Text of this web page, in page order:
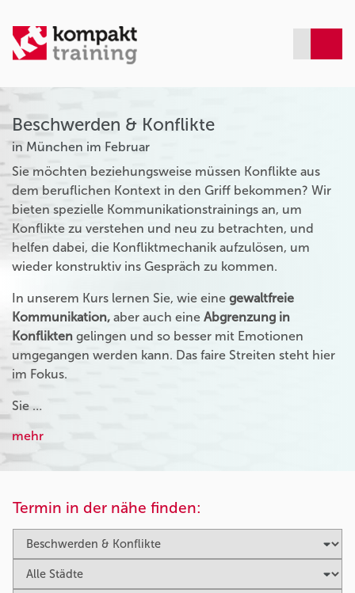
Beschwerden & Konflikte
in München im Februar
Sie möchten beziehungsweise müssen Konflikte aus
dem beruflichen Kontext in den Griff bekommen? Wir
bieten spezielle Kommunikationstrainings an, um
Konflikte zu verstehen und neu zu betrachten, und
helfen dabei, die Konfliktmechanik aufzulösen, um
wieder konstruktiv ins Gespräch zu kommen.
In unserem Kurs lernen Sie, wie eine gewaltfreie
Kommunikation, aber auch eine Abgrenzung in
Konflikten gelingen und so besser mit Emotionen
umgegangen werden kann. Das faire Streiten steht hier
im Fokus.
Sie …
mehr
Termin in der nähe finden: